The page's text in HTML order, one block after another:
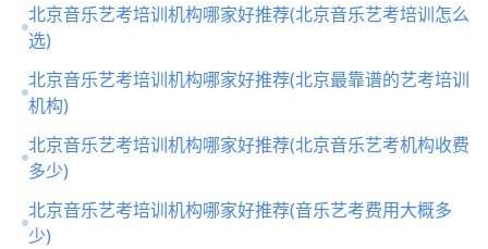
北京音乐艺考培训机构哪家好推荐(北京音乐艺考培训怎么
选)
北京音乐艺考培训机构哪家好推荐(北京最靠谱的艺考培训
机构)
北京音乐艺考培训机构哪家好推荐(北京音乐艺考机构收费
多少)
北京音乐艺考培训机构哪家好推荐(音乐艺考费用大概多
少)